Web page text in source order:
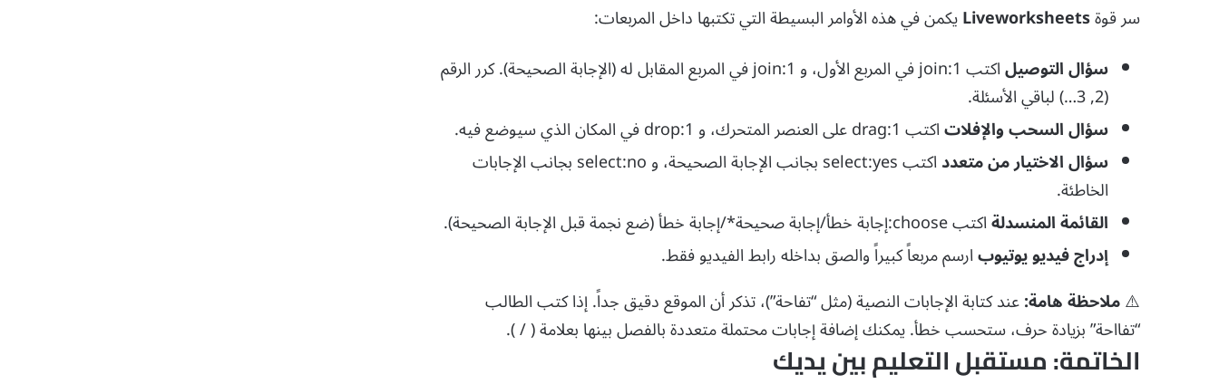
سر قوةLiveworksheetsيكمن في هذه الأوامر البسيطة التي تكتبها داخل المربعات:
سؤال التوصيلاكتب join:1في المربع الأول، و join:1في المربع المقابل له (الإجابة الصحيحة). كرر الرقم
(2, 3…) لباقي الأسئلة.
سؤال السحب والإفلاتاكتب drag:1على العنصر المتحرك، و drop:1في المكان الذي سيوضع فيه.
سؤال الاختيار من متعدداكتبselect:yesبجانب الإجابة الصحيحة، وselect:noبجانب الإجابات
الخاطئة.
القائمة المنسدلةاكتبchoose:إجابة خطأ/إجابة صحيحة*/إجابة خطأ
(ضع نجمة قبل الإجابة الصحيحة).
إدراج فيديو يوتيوبارسم مربعاً كبيراً والصق بداخله رابط الفيديو فقط.
⚠️ملاحظة هامة:عند كتابة الإجابات النصية (مثل “تفاحة”)، تذكر أن الموقع دقيق جداً. إذا كتب الطالب
“تفااحة” بزيادة حرف، ستحسب خطأ. يمكنك إضافة إجابات محتملة متعددة بالفصل بينها بعلامة ( / ).
الخاتمة: مستقبل التعليم بين يديك